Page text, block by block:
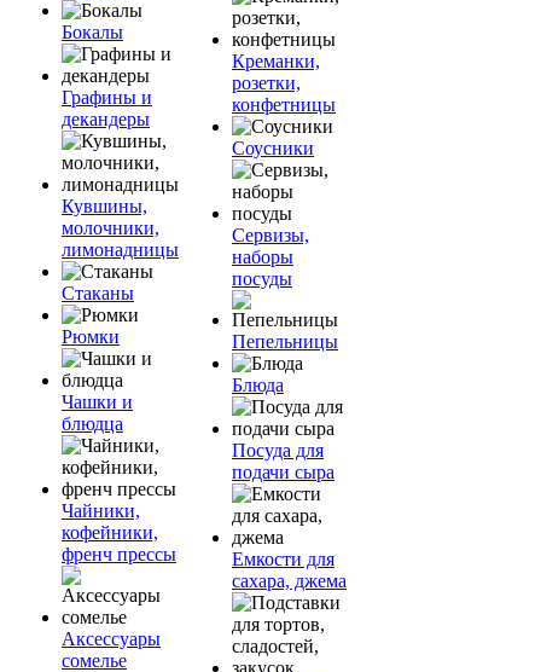
Бокалы
Графины и
декандеры
Кувшины,
молочники,
лимонадницы
Стаканы
Рюмки
Чашки и
блюдца
Чайники,
кофейники,
френч прессы
Аксессуары
сомелье
Креманки,
розетки,
конфетницы
Соусники
Сервизы,
наборы
посуды
Пепельницы
Блюда
Посуда для
подачи сыра
Емкости для
сахара, джема